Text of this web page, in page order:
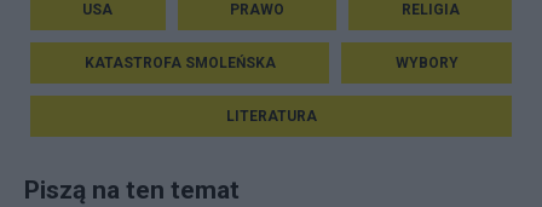
USA PRAWO RELIGIA
KATASTROFA SMOLEŃSKA WYBORY
LITERATURA
Piszą na ten temat